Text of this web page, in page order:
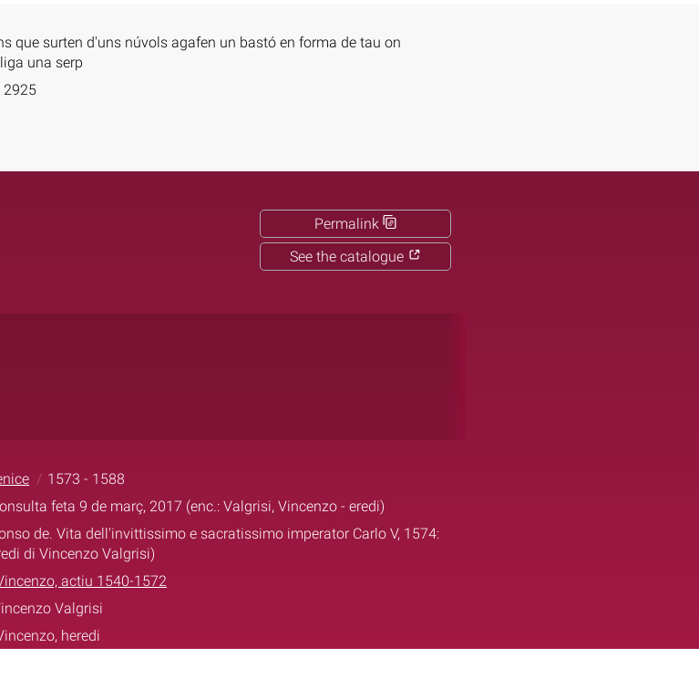
que surten d'uns núvols agafen un bastó en forma de tau on
una serp
2925
Permalink
See the catalogue
1573 - 1588
feta 9 de març, 2017 (enc.: Valgrisi, Vincenzo - eredi)
de. Vita dell'invittissimo e sacratissimo imperator Carlo V, 1574:
di Vincenzo Valgrisi)
actiu 1540-1572
Valgrisi
heredi